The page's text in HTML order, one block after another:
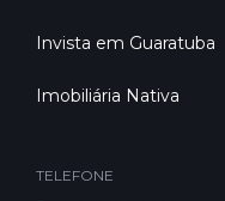
Invista em Guaratuba
Imobiliária Nativa
TELEFONE